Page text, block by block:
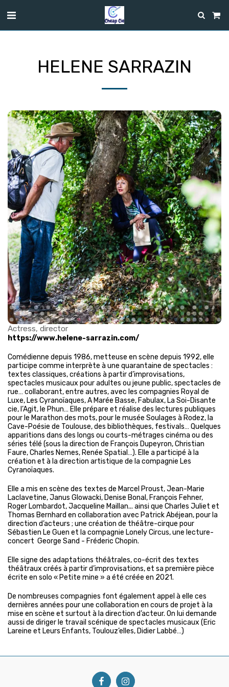
HELENE SARRAZIN
Actress, director
https://www.helene-sarrazin.com/
Comédienne depuis 1986, metteuse en scène depuis 1992, elle
participe comme interprète à une quarantaine de spectacles :
textes classiques, créations à partir d’improvisations,
spectacles musicaux pour adultes ou jeune public, spectacles de
rue… collaborant, entre autres, avec les compagnies Royal de
Luxe, Les Cyranoïaques, A Marée Basse, Fabulax, La Soi-Disante
cie, l’Agit, le Phun… Elle prépare et réalise des lectures publiques
pour le Marathon des mots, pour le musée Soulages à Rodez, la
Cave-Poésie de Toulouse, des bibliothèques, festivals… Quelques
apparitions dans des longs ou courts-métrages cinéma ou des
séries télé (sous la direction de François Dupeyron, Christian
Faure, Charles Nemes, Renée Spatial…). Elle a participé à la
création et à la direction artistique de la compagnie Les
Cyranoïaques.
Elle a mis en scène des textes de Marcel Proust, Jean-Marie
Laclavetine, Janus Glowacki, Denise Bonal, François Fehner,
Roger Lombardot, Jacqueline Maillan... ainsi que Charles Juliet et
Thomas Bernhard en collaboration avec Patrick Abéjean, pour la
direction d’acteurs ; une création de théâtre-cirque pour
Sébastien Le Guen et la compagnie Lonely Circus, une lecture-
concert George Sand - Fréderic Chopin.
Elle signe des adaptations théâtrales, co-écrit des textes
théâtraux créés à partir d’improvisations, et sa première pièce
écrite en solo « Petite mine » a été créée en 2021.
De nombreuses compagnies font également appel à elle ces
dernières années pour une collaboration en cours de projet à la
mise en scène et surtout à la direction d’acteur. On lui demande
aussi de diriger le travail scénique de spectacles musicaux (Eric
Lareine et Leurs Enfants, Toulouz’elles, Didier Labbé…)